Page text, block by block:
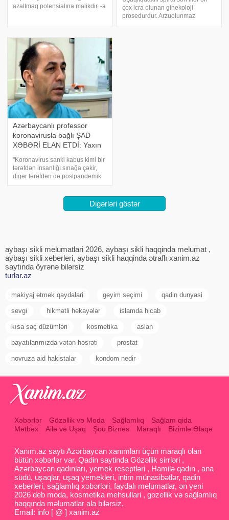
azaltmaq potensialına malikdir. -a
kompensasiya edə biləcəyini və
bu müddətd
çox icra olunan ginekoloji
prosedurdur. Arzuolunmaz
Azərbaycanlı professor
koronavirusla bağlı ŞAD
XƏBƏRİ ELAN ETDİ: Yaxın
"Koronavirus sanki kabus kimi bir
tərəfdən insanlığı sınağa çəkir,
digər tərəfdən də postpandemik
dövrün potensial problemləri ilə
ki, hava-damcı yolu ilə yayılan
respirator infeksiyaları
Digərləri göstər
aybaşı sikli melumatlari 2026, aybaşı sikli haqqinda melumat ,
aybaşı sikli xeberleri, aybaşı sikli haqqinda ətraflı xanim.az
saytında öyrənə bilərsiz
turlar.az
makiyaj etmek qaydalari geyim seçimi qadin dunyasi
sevgi hikmətli hekayələr islamda hicab
kısa saç düzümləri kosmetika aslan
bayatılarımızda vətən həsrəti prostat
novruza aid hakistalar kondom nedir
Xəbərlər Gözəllik və Moda Sağlamlıq
Sağlam qida
Mətbəx
Ailə və Uşaq Şou Biznes Maraqlı Bizimlə Əlaqə
Xanım.az saytı Azərbaycan xanımları üçün maraqlı olan
bütün xəbərlər var. Qadin saytinda Gözəllik sirrləri ,
Azərbaycan qadınları, yemek reseptləri , Hamilə qadın , ana
südü, uşaqlar, uşaq yemekleri, intim münasibətlər, qadin
xeberleri, sağlamlıq xəbərləri, faydalı melumatlar, ən yeni
2026 deb moda, kosmetika mehsullari , gozellik və sağlamlıq
haqqında məlumatlar ala bilərsiz.
Email: info [ @ ] xanim.az